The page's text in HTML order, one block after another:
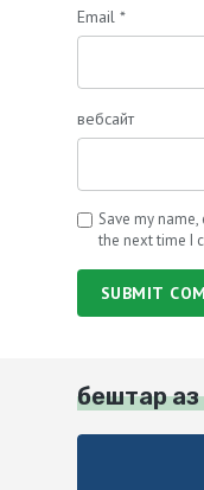
Email *
вебсайт
Save my
the next time I
SUBMIT
бештар аз